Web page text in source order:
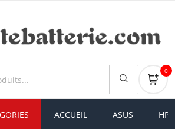
0
ACCUEIL ASUS HP